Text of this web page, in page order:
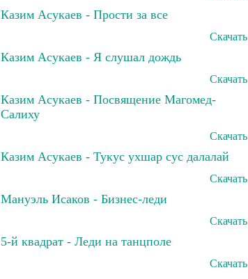
Казим Асукаев - Прости за все
Скачать
Казим Асукаев - Я слушал дождь
Скачать
Казим Асукаев - Посвящение Магомед-
Салиху
Скачать
Казим Асукаев - Тукус ухшар сус далалай
Скачать
Мануэль Исаков - Бизнес-леди
Скачать
5-й квадрат - Леди на танцполе
Скачать